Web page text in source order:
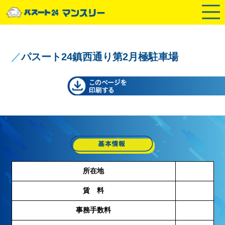
／パスート24鎮西通り第2月極駐車場
所在地
賃 料
事務手数料